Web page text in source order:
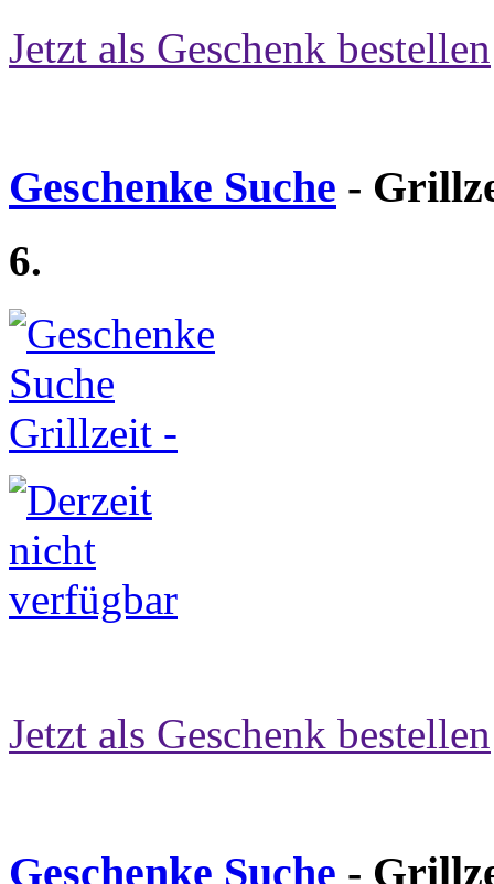
Jetzt als Geschenk bestellen
Geschenke Suche -
6.
Jetzt als Geschenk bestellen
Geschenke Suche -